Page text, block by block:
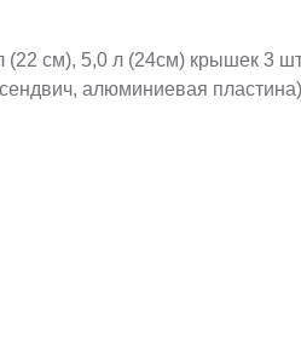
см), 5,0 л (24см) крышек 3 шт.
алюминиевая